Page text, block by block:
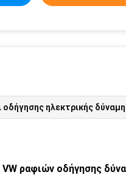
οδήγησης ηλεκτρικής
ραφιών οδήγησης